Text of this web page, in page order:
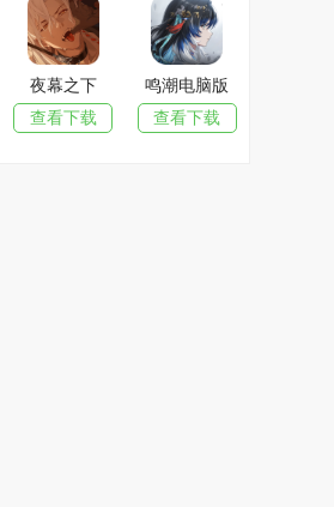
夜幕之下
查看下载
鸣潮电脑版
查看下载